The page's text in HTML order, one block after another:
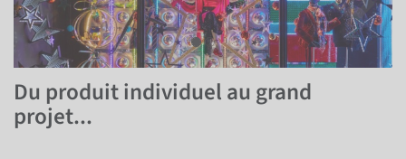
Retour Suivant
Du produit individuel au grand
projet...